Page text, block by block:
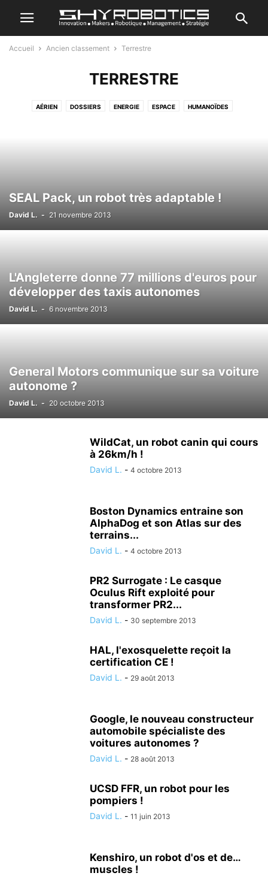
Accueil Ancien classement Terrestre
TERRESTRE
AÉRIEN DOSSIERS ENERGIE ESPACE HUMANOÏDES
SEAL Pack, un robot très adaptable !
David L. - 21 novembre 2013
L'Angleterre donne 77 millions d'euros pour
développer des taxis autonomes
David L. - 6 novembre 2013
General Motors communique sur sa voiture
autonome ?
David L. - 20 octobre 2013
WildCat, un robot canin qui cours
à 26km/h !
David L. - 4 octobre 2013
Boston Dynamics entraine son
AlphaDog et son Atlas sur des
terrains...
David L. - 4 octobre 2013
PR2 Surrogate : Le casque
Oculus Rift exploité pour
transformer PR2...
David L. - 30 septembre 2013
HAL, l'exosquelette reçoit la
certification CE !
David L. - 29 août 2013
Google, le nouveau constructeur
automobile spécialiste des
voitures autonomes ?
David L. - 28 août 2013
UCSD FFR, un robot pour les
pompiers !
David L. - 11 juin 2013
Kenshiro, un robot d'os et de…
muscles !